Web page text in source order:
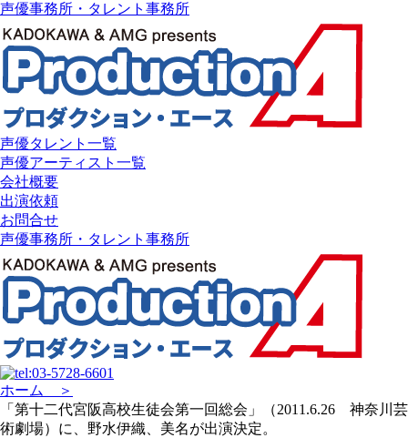
声優事務所・タレント事務所
声優タレント一覧
声優アーティスト一覧
会社概要
出演依頼
お問合せ
声優事務所・タレント事務所
ホーム ＞
「第十二代宮阪高校生徒会第一回総会」（2011.6.26 神奈川芸
術劇場）に、野水伊織、美名が出演決定。